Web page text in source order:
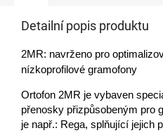
Detailní popis produktu
2MR: navrženo pro
nízkoprofilové gramofony
Ortofon 2MR je vybaven
přenosky přizpůsobeným pro
je např.: Rega, splňující jejich